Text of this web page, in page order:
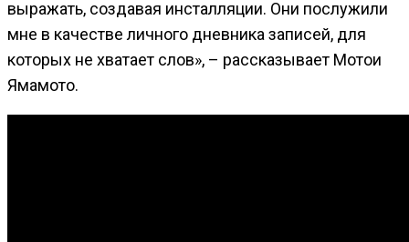
выражать, создавая инсталляции. Они послужили
мне в качестве личного дневника записей, для
которых не хватает слов», – рассказывает Мотои
Ямамото.